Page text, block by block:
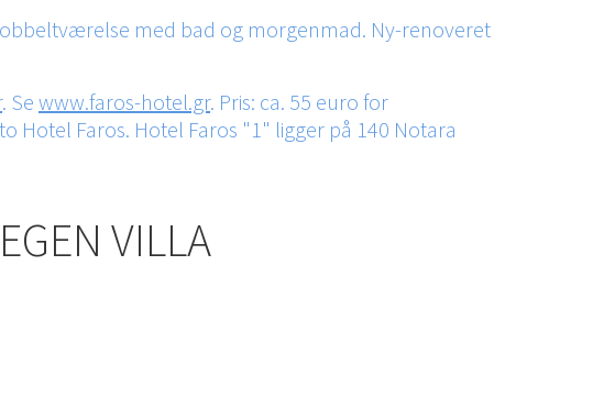
med bad og morgenmad. Ny-renoveret
. Se www.faros-hotel.gr. Pris: ca. 55 euro for
Faros. Hotel Faros "1" ligger på 140 Notara
VILLA